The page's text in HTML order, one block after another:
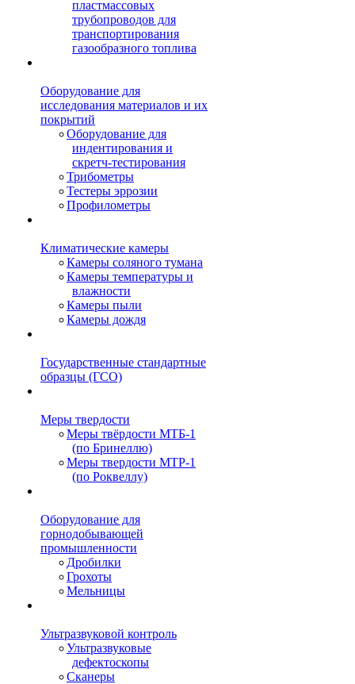
пластмассовых
трубопроводов для
транспортирования
газообразного топлива
Оборудование для
исследования материалов и их
покрытий
Оборудование для
индентирования и
скретч-тестирования
Трибометры
Тестеры эррозии
Профилометры
Климатические камеры
Камеры соляного тумана
Камеры температуры и
влажности
Камеры пыли
Камеры дождя
Государственные стандартные
образцы (ГСО)
Меры твердости
Меры твёрдости МТБ-1
(по Бринеллю)
Меры твердости МТР-1
(по Роквеллу)
Оборудование для
горнодобывающей
промышленности
Дробилки
Грохоты
Мельницы
Ультразвуковой контроль
Ультразвуковые
дефектоскопы
Сканеры